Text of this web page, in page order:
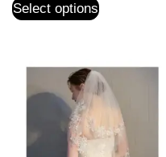
Select options